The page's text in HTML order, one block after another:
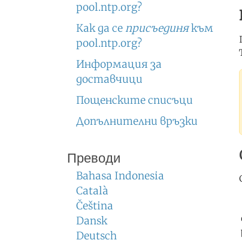
pool.ntp.org?
Как да сеприсъединякъм
pool.ntp.org?
Информация за
доставчици
Пощенските списъци
Допълнителни връзки
Преводи
Bahasa Indonesia
Català
Čeština
Dansk
Deutsch